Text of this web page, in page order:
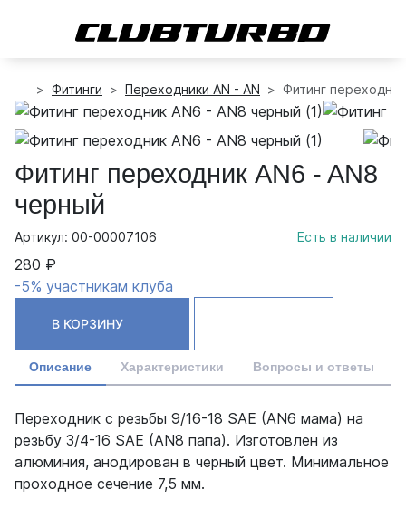
Фитинги Переходники AN - AN Фитинг
Фитинг переходник AN6 - AN8
черный
Артикул: 00-00007106 Есть в наличии
280 ₽
-5% участникам клуба
В КОРЗИНУ
Описание Характеристики Вопросы и ответы
Переходник с резьбы 9/16-18 SAE (AN6 мама) на
резьбу 3/4-16 SAE (AN8 папа). Изготовлен из
алюминия, анодирован в черный цвет. Минимальное
проходное сечение 7,5 мм.